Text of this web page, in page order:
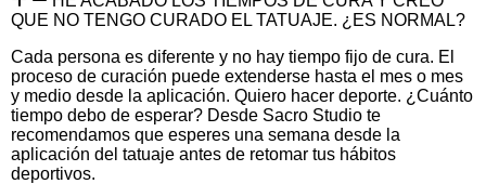
QUE NO TENGO CURADO EL TATUAJE. ¿ES NORMAL?
Cada persona es diferente y no hay tiempo fijo de cura. El
proceso de curación puede extenderse hasta el mes o mes
y medio desde la aplicación. Quiero hacer deporte. ¿Cuánto
tiempo debo de esperar? Desde Sacro Studio te
recomendamos que esperes una semana desde la
aplicación del tatuaje antes de retomar tus hábitos
deportivos.